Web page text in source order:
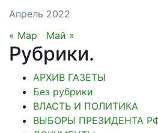
Апрель 2022
« Мар Май »
Рубрики.
АРХИВ ГАЗЕТЫ
Без рубрики
ВЛАСТЬ И ПОЛИТИКА
ВЫБОРЫ ПРЕЗИДЕНТА